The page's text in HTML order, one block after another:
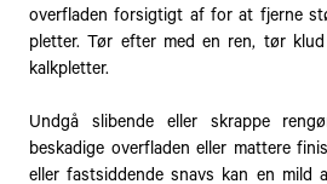
overfladen forsigtigt af for at fjerne
pletter. Tør efter med en ren, tør
kalkpletter.
Undgå slibende eller skrappe
beskadige overfladen eller mattere
eller fastsiddende snavs kan en mild